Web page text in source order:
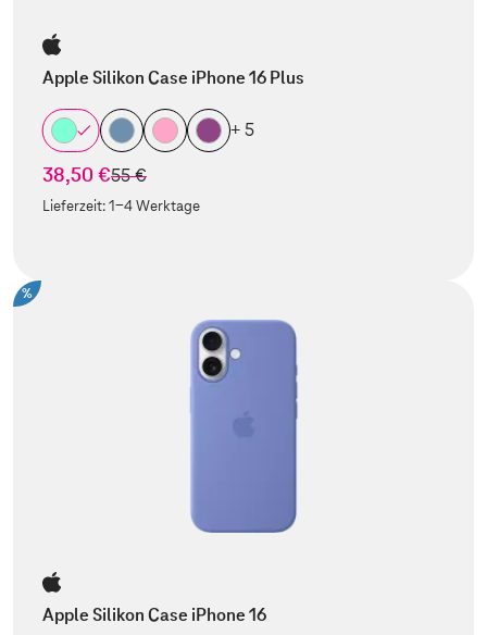
Apple Silikon Case iPhone 16 Plus
+ 5
38,50 €statt
55 €
Lieferzeit:1-4 Werktage
%
Apple Silikon Case iPhone 16